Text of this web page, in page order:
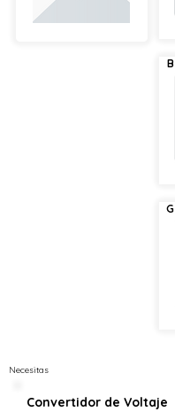
B
G
Necesitas
Convertidor de Voltaje